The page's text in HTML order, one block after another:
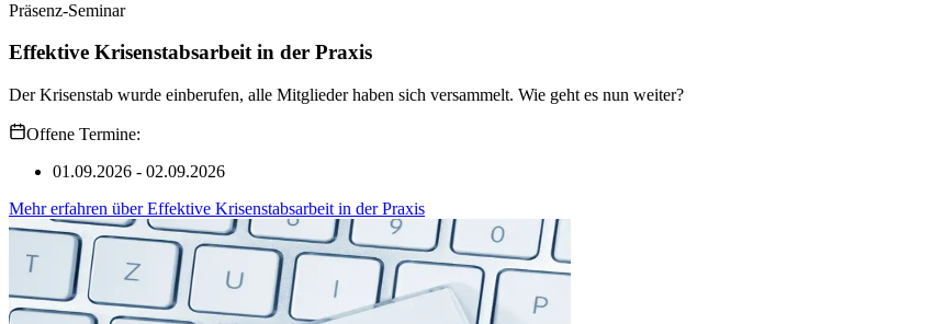
Präsenz-Seminar
Effektive Krisenstabsarbeit in der Praxis
Der Krisenstab wurde einberufen, alle Mitglieder haben sich versammelt. Wie geht es nun weiter?
Offene Termine:
01.09.2026 - 02.09.2026
Mehr erfahren überEffektive Krisenstabsarbeit in der Praxis